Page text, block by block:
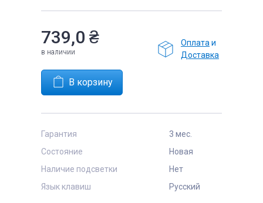
739,0 ₴
в наличии
Оплата и
Доставка
Гарантия
3 мес.
Состояние
Новая
Наличие подсветки
Нет
Язык клавиш
Русский